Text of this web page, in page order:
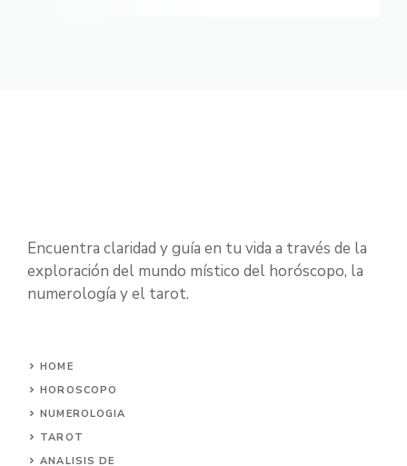
Encuentra claridad y guía en tu vida a través de la
exploración del mundo místico del horóscopo, la
numerología y el tarot.
HOME
HOROSCOPO
NUMEROLOGIA
TAROT
ANALISIS DE